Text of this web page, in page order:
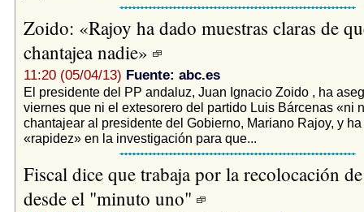
Zoido: «Rajoy ha dado muestras claras de
chantajea nadie»
11:20 (05/04/13) Fuente: abc.es
El presidente del PP andaluz, Juan Ignacio Zoido , ha
viernes que ni el extesorero del partido Luis Bárcenas «ni
chantajear al presidente del Gobierno, Mariano Rajoy, y
«rapidez» en la investigación para que...
Fiscal dice que trabaja por la recolocación
desde el "minuto uno"